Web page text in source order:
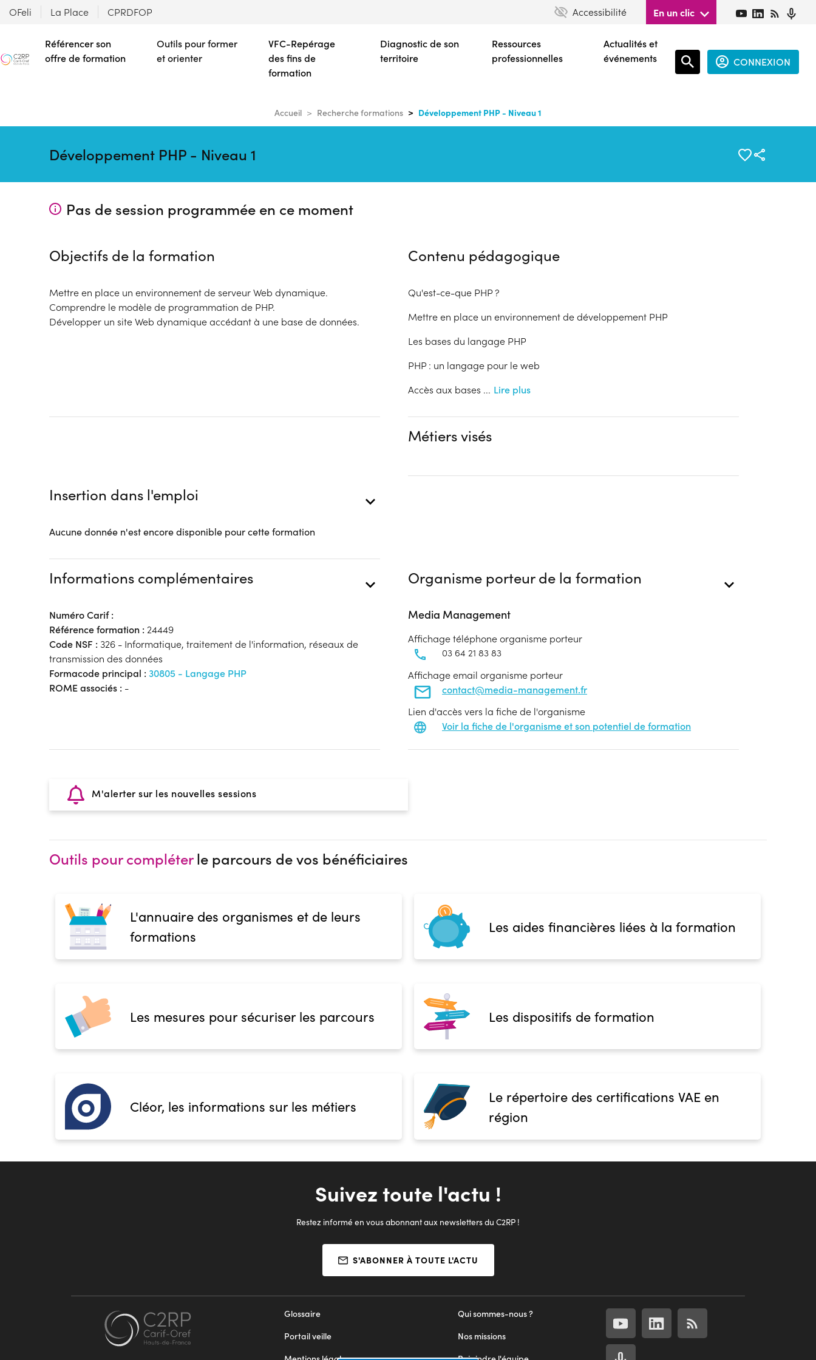
contenu
principal
OFeli La Place CPRDFOP Accessibilité En un clic
Référencer son
offre de formation
Outils pour former
et orienter
VFC-Repérage
des fins de
formation
Diagnostic de son
territoire
Ressources
professionnelles
Actualités et
événements
CONNEXION
Accueil Recherche formations Développement PHP - Niveau 1
Développement PHP - Niveau 1
Pas de session programmée en ce moment
Objectifs de la formation
Mettre en place un environnement de serveur Web dynamique.
Comprendre le modèle de programmation de PHP.
Développer un site Web dynamique accédant à une base de données.
Contenu pédagogique
Qu'est-ce-que PHP ?
Mettre en place un environnement de développement PHP
Les bases du langage PHP
PHP : un langage pour le web
Accès aux bases ... Lire plus
Métiers visés
Insertion dans l'emploi
Aucune donnée n'est encore disponible pour cette formation
Informations complémentaires
Numéro Carif :
Référence formation : 24449
Code NSF : 326 - Informatique, traitement de l'information, réseaux de
transmission des données
Formacode principal : 30805 - Langage PHP
ROME associés : -
Organisme porteur de la formation
Media Management
Affichage téléphone organisme porteur
03 64 21 83 83
Affichage email organisme porteur
contact@media-management.fr
Lien d'accès vers la fiche de l'organisme
Voir la fiche de l'organisme et son potentiel de formation
M'alerter sur les nouvelles sessions
Outils pour compléterle parcours de vos bénéficiaires
L'annuaire des organismes et de leurs
formations
Les aides financières liées à la formation
Les mesures pour sécuriser les parcours Les dispositifs de formation
Cléor, les informations sur les métiers
Le répertoire des certifications VAE en
région
Suivez toute l'actu !
Restez informé en vous abonnant aux newsletters du C2RP !
S'ABONNER À TOUTE L'ACTU
Qui sommes-nous ?
Nos missions
Glossaire
Portail veille